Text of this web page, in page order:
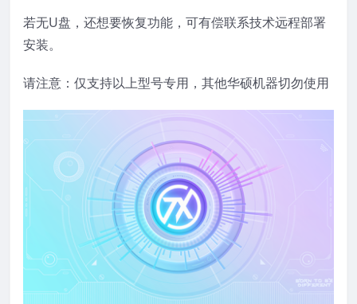
若无U盘，还想要恢复功能，可有偿联系技术远程部署
安装。
请注意：仅支持以上型号专用，其他华硕机器切勿使用